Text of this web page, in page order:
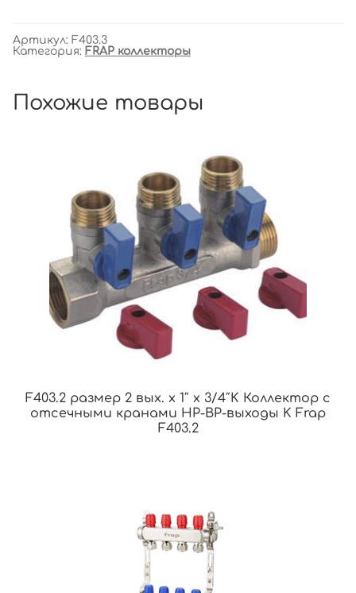
Артикул: F403.3
Категория: FRAP коллекторы
Похожие товары
F403.2 размер 2 вых. x 1″ x 3/4″K Коллектор с
отсечными кранами НР-ВР-выходы K Frap
F403.2